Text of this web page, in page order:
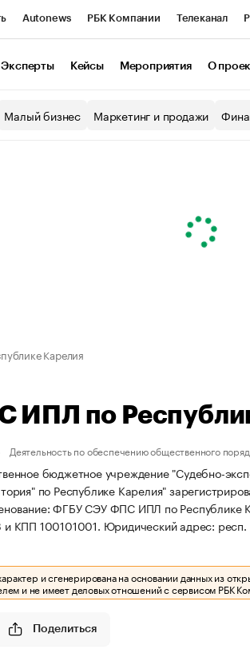
Autonews РБК Компании Телеканал
Экономика Бизнес
Эксперты Кейсы Мероприятия О
Малый бизнес Маркетинг и продажи
Карелия
по
Деятельность по обеспечению общественного
бюджетное учреждение "Судебно-
по Республике Карелия"
ФГБУ СЭУ ФПС ИПЛ по Республике
КПП 100101001. Юридический адрес: респ.
и сгенерирована на основании данных из
и не имеет деловых отношений с сервисом РБК
Поделиться